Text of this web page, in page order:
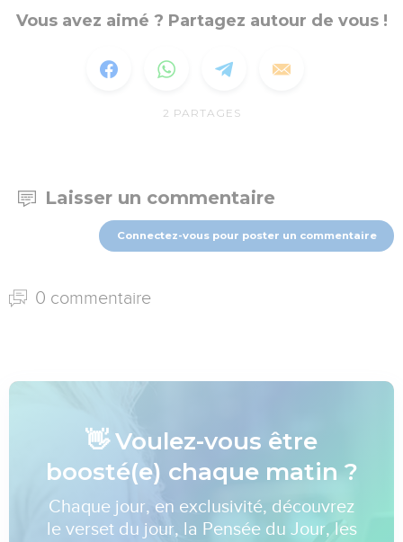
Vous avez aimé ? Partagez autour de vous !
2 PARTAGES
Laisser un commentaire
Connectez-vous pour poster un commentaire
0 commentaire
👋 Voulez-vous être
boosté(e) chaque matin ?
Chaque jour, en exclusivité, découvrez
le verset du jour, la Pensée du Jour, les